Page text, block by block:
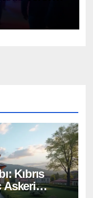
Kıbrıs
Askeri